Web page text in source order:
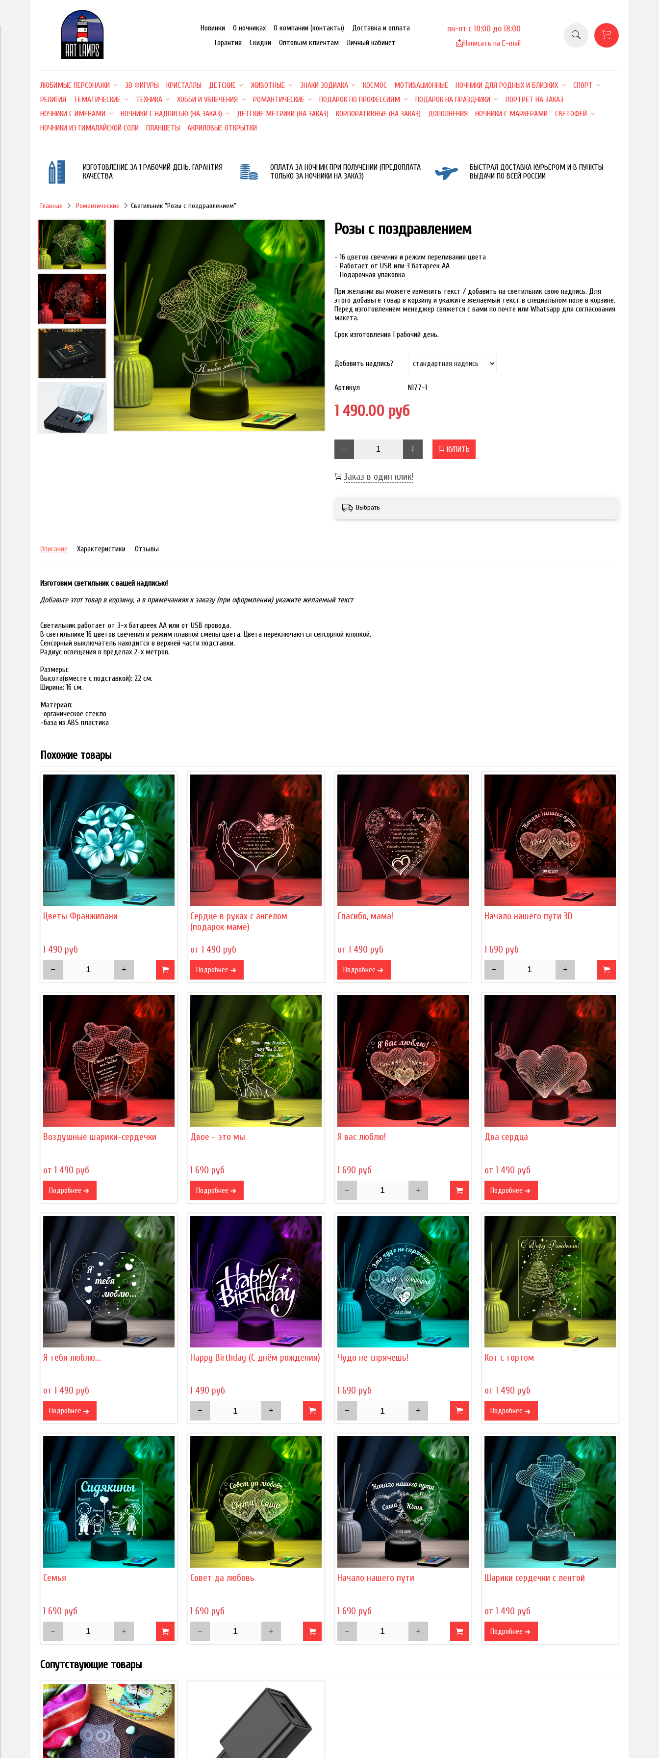
Новинки О ночниках О компании (контакты)
Доставка и оплата
Гарантия
Скидки Оптовым клиентам Личный кабинет
пн-пт с 10:00 до 18:00
📩Написать на E-mail
ЛЮБИМЫЕ ПЕРСОНАЖИ 3D ФИГУРЫ КРИСТАЛЛЫ ДЕТСКИЕ ЖИВОТНЫЕ ЗНАКИ ЗОДИАКА КОСМОС МОТИВАЦИОННЫЕ НОЧНИКИ ДЛЯ РОДНЫХ И БЛИЗКИХ
СПОРТ
РЕЛИГИЯ
ТЕМАТИЧЕСКИЕ ТЕХНИКА ХОББИ И УВЛЕЧЕНИЯ РОМАНТИЧЕСКИЕ ПОДАРОК ПО ПРОФЕССИЯМ ПОДАРОК НА ПРАЗДНИКИ
ПОРТРЕТ НА ЗАКАЗ
НОЧНИКИ С ИМЕНАМИ
НОЧНИКИ С НАДПИСЬЮ (НА ЗАКАЗ) ДЕТСКИЕ МЕТРИКИ (НА ЗАКАЗ) КОРПОРАТИВНЫЕ (НА ЗАКАЗ) ДОПОЛНЕНИЯ НОЧНИКИ С МАРКЕРАМИ
СВЕТОФЕЙ
НОЧНИКИ ИЗ ГИМАЛАЙСКОЙ СОЛИ
ПЛАНШЕТЫ АКРИЛОВЫЕ ОТКРЫТКИ
ИЗГОТОВЛЕНИЕ ЗА 1 РАБОЧИЙ ДЕНЬ. ГАРАНТИЯ
КАЧЕСТВА
ОПЛАТА ЗА НОЧНИК ПРИ ПОЛУЧЕНИИ (ПРЕДОПЛАТА
ТОЛЬКО ЗА НОЧНИКИ НА ЗАКАЗ)
БЫСТРАЯ ДОСТАВКА КУРЬЕРОМ И В ПУНКТЫ
ВЫДАЧИ ПО ВСЕЙ РОССИИ
Главная Романтические Светильник "Розы с поздравлением"
Розы с поздравлением
- 16 цветов свечения и режим переливания цвета
- Работает от USB или 3 батареек АА
- Подарочная упаковка
При желании вы можете изменить текст / добавить на светильник свою надпись. Для
этого добавьте товар в корзину и укажите желаемый текст в специальном поле в корзине.
Перед изготовлением менеджер свяжется с вами по почте или Whatsapp для согласования
макета.
Срок изготовления 1 рабочий день.
Добавить надпись?
Артикул N177-1
1 490.00 руб
КУПИТЬ
Заказ в один клик!
Выбрать
Описание Характеристики Отзывы
Изготовим светильник с вашей надписью!
Добавьте этот товар в корзину, а в примечаниях к заказу (при оформлении) укажите желаемый текст
Светильник работает от 3-х батареек АА или от USB провода.
В светильнике 16 цветов свечения и режим плавной смены цвета. Цвета переключаются сенсорной кнопкой.
Сенсорный выключатель находится в верхней части подставки.
Радиус освещения в пределах 2-х метров.
Размеры:
Высота(вместе с подставкой): 22 см.
Ширина: 16 см.
Материал:
-органическое стекло
-база из ABS пластика
Похожие товары
Цветы Франжипани
1 490 руб
Сердце в руках с ангелом
(подарок маме)
от 1 490 руб
Подробнее
Спасибо, мама!
от 1 490 руб
Подробнее
Начало нашего пути 3D
1 690 руб
Воздушные шарики-сердечки
от 1 490 руб
Подробнее
Двое - это мы
1 690 руб
Подробнее
Я вас люблю!
1 690 руб
Два сердца
от 1 490 руб
Подробнее
Я тебя люблю...
от 1 490 руб
Подробнее
Happy Birthday (С днём рождения)
1 490 руб
Чудо не спрячешь!
1 690 руб
Кот с тортом
от 1 490 руб
Подробнее
Семья
1 690 руб
Совет да любовь
1 690 руб
Начало нашего пути
1 690 руб
Шарики сердечки c лентой
от 1 490 руб
Подробнее
Сопутствующие товары